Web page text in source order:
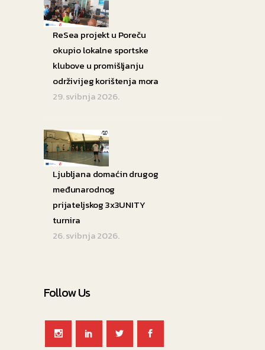
ReSea projekt u Poreču
okupio lokalne sportske
klubove u promišljanju
održivijeg korištenja mora
29. svibnja 2026.
Ljubljana domaćin drugog
međunarodnog
prijateljskog 3x3UNITY
turnira
26. svibnja 2026.
Follow Us